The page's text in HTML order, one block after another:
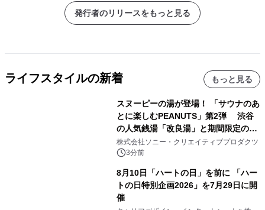
発行者のリリースをもっと見る
ライフスタイルの新着 もっと見る
スヌーピーの湯が登場！ 「サウナのあ
とに楽しむPEANUTS」第2弾 渋谷
の人気銭湯「改良湯」と期間限定のコ
ラボレーション サウナイキタイコラ
ボグッズも発売決定！
株式会社ソニー・クリエイティブプロダクツ
3分前
8月10日「ハートの日」を前に 「ハー
トの日特別企画2026」を7月29日に開
催